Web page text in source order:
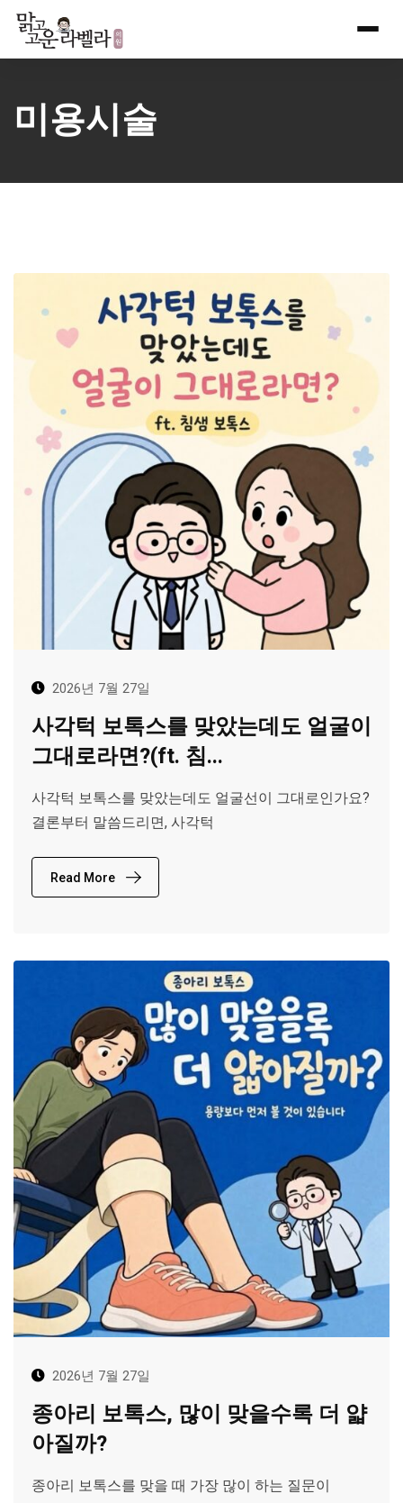
Skip
content
미용시술
2026년 7월 27일
사각턱 보톡스를 맞았는데도 얼굴이
그대로라면?(ft. 침...
사각턱 보톡스를 맞았는데도 얼굴선이 그대로인가요?
결론부터 말씀드리면, 사각턱
Read More
2026년 7월 27일
종아리 보톡스, 많이 맞을수록 더 얇
아질까?
종아리 보톡스를 맞을 때 가장 많이 하는 질문이